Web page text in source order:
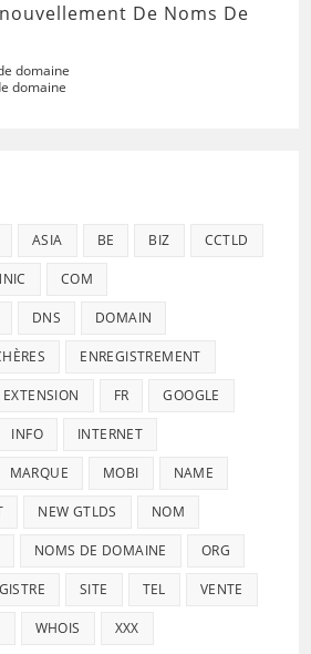
De Noms De
domaine
domaine
ASIA BE BIZ CCTLD
COM
DNS DOMAIN
ENREGISTREMENT
EXTENSION FR GOOGLE
INFO INTERNET
MARQUE MOBI NAME
NEW GTLDS NOM
NOMS DE DOMAINE ORG
SITE TEL VENTE
WHOIS XXX